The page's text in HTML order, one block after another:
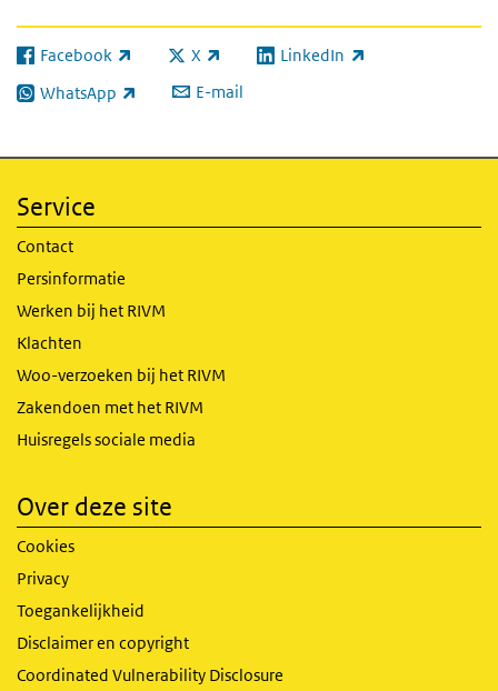
Facebook
(externe link) X
(externe link) LinkedIn
(externe link)
WhatsApp
(externe link) E-mail
Service
Contact
Persinformatie
Werken bij het RIVM
Klachten
Woo-verzoeken bij het RIVM
Zakendoen met het RIVM
Huisregels sociale media
Over deze site
Cookies
Privacy
Toegankelijkheid
Disclaimer en copyright
Coordinated Vulnerability Disclosure